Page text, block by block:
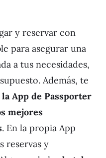
y reservar con
para asegurar una
a tus necesidades,
Además, te
App de Passporter
mejores
. En la propia App
reservas y